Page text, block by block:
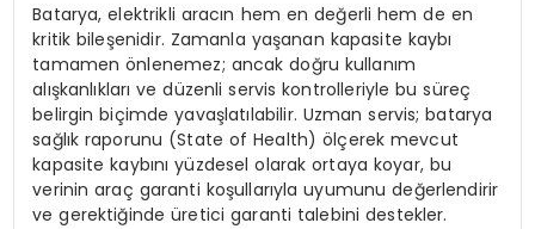
Batarya, elektrikli aracın hem en değerli hem de en
kritik bileşenidir. Zamanla yaşanan kapasite kaybı
tamamen önlenemez; ancak doğru kullanım
alışkanlıkları ve düzenli servis kontrolleriyle bu süreç
belirgin biçimde yavaşlatılabilir. Uzman servis; batarya
sağlık raporunu (State of Health) ölçerek mevcut
kapasite kaybını yüzdesel olarak ortaya koyar, bu
verinin araç garanti koşullarıyla uyumunu değerlendirir
ve gerektiğinde üretici garanti talebini destekler.